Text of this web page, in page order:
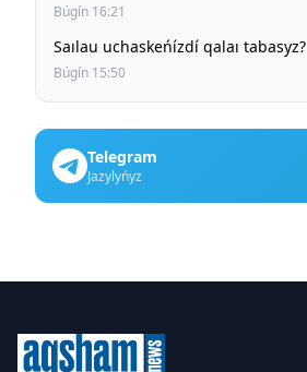
Búgín 16:21
Saılau uchaskeńízdí qalaı tabasyz?
Búgín 15:50
Telegram
Jazylyńyz